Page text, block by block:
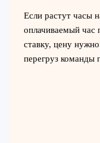
Если растут часы
оплачиваемый час
ставку, цену
перегруз команды